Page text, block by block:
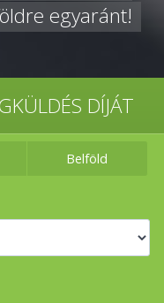
egyaránt!
DÍJÁT
Belföld